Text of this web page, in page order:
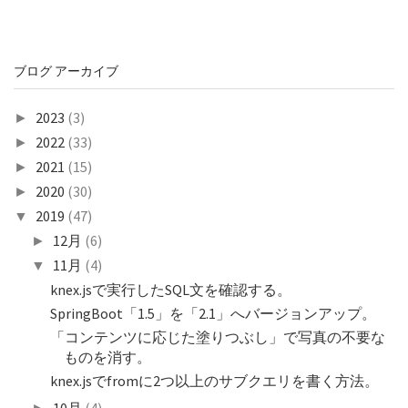
ブログ アーカイブ
► 2023 (3)
► 2022 (33)
► 2021 (15)
► 2020 (30)
▼ 2019 (47)
► 12月 (6)
▼ 11月 (4)
knex.jsで実行したSQL文を確認する。
SpringBoot「1.5」を「2.1」へバージョンアップ。
「コンテンツに応じた塗りつぶし」で写真の不要な
ものを消す。
knex.jsでfromに2つ以上のサブクエリを書く方法。